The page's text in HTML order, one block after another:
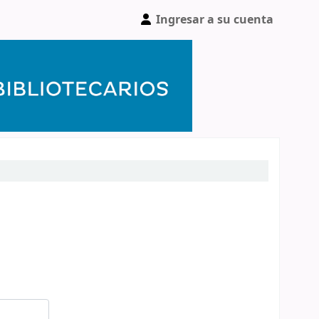
Ingresar a su cuenta